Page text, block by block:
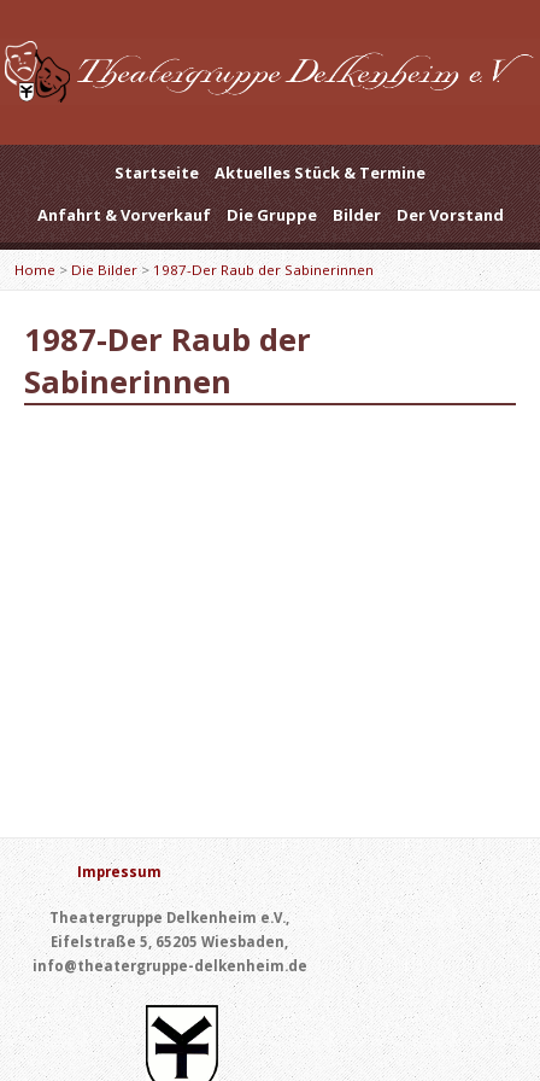
Startseite
Aktuelles Stück & Termine
Anfahrt & Vorverkauf
Die Gruppe Bilder Der Vorstand
Home > Die Bilder> 1987-Der Raub der Sabinerinnen
1987-Der Raub der
Sabinerinnen
Impressum
Theatergruppe Delkenheim e.V.,
Eifelstraße 5, 65205 Wiesbaden,
info@theatergruppe-delkenheim.de